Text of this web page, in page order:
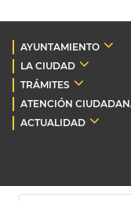
AYUNTAMIENTO
LA CIUDAD
TRÁMITES
ATENCIÓN
ACTUALIDAD